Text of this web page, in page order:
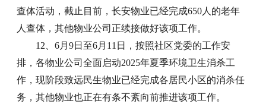
查体活动，截止目前，长安物业已经完成650人的老年
人查体，其他物业公司正续接做好该项工作。
12、6月9日至6月11日，按照社区党委的工作安
排，各物业公司全面启动2025年夏季环境卫生消杀工
作，现阶段致远民生物业已经完成各居民小区的消杀任
务，其他物业也正在有条不紊向前推进该项工作。